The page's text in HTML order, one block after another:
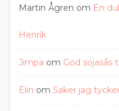
Martin Ågren om En
Henrik
Jimpa om God sojasås
Elin om Saker jag